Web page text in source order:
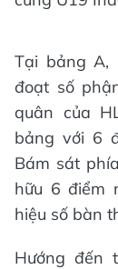
Tại bảng A,
đoạt số
quân của
bảng với 6
Bám sát
hữu 6 điểm
hiệu số bàn
Hướng đến